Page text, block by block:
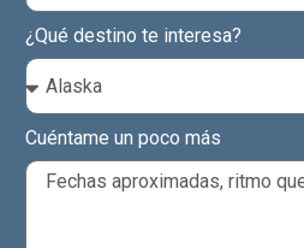
¿Qué destino te interesa?
Cuéntame un poco más